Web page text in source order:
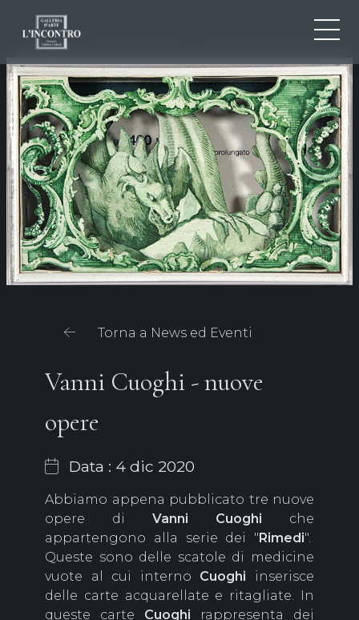
IT
EN
FR
CHI SIAMO
NEWS ED EVENTI
ARTISTI E OPERE
MOSTRE
CONTATTI
Torna a News ed Eventi
Vanni Cuoghi - nuove
opere
Data : 4 dic 2020
Abbiamo appena pubblicato tre nuove
opere di Vanni Cuoghi che
appartengono alla serie dei "Rimedi".
Queste sono delle scatole di medicine
vuote al cui interno Cuoghi inserisce
delle carte acquarellate e ritagliate. In
queste carte Cuoghi rappresenta dei